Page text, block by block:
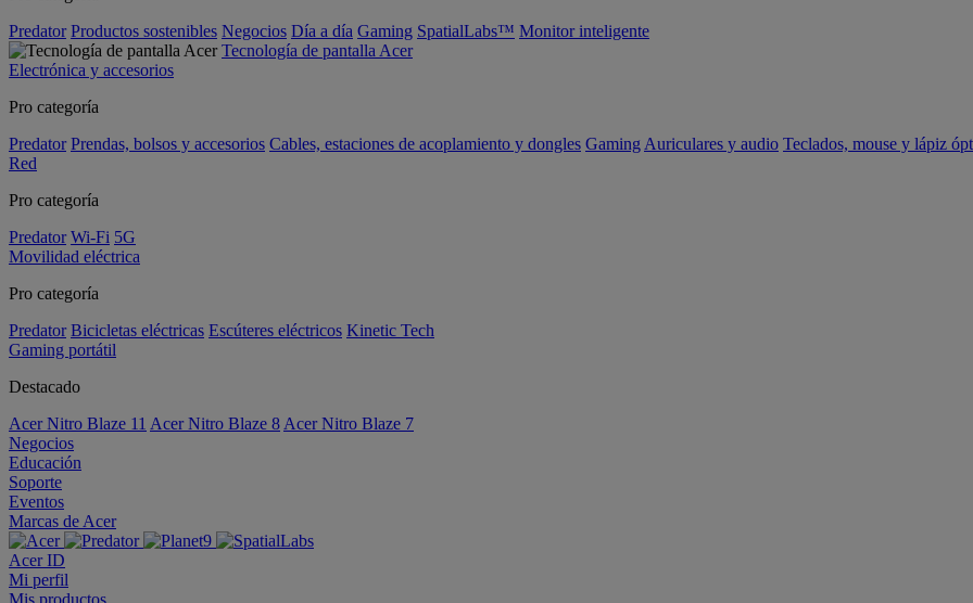
Predator Productos sostenibles Negocios Día a día Gaming SpatialLabs™ Monitor inteligente
Tecnología de pantalla Acer
Electrónica y accesorios
Pro categoría
Predator Prendas, bolsos y accesorios Cables, estaciones de acoplamiento y dongles Gaming Auriculares y audio Teclados, mouse y lápiz
Red
Pro categoría
Predator Wi-Fi 5G
Movilidad eléctrica
Pro categoría
Predator Bicicletas eléctricas Escúteres eléctricos Kinetic Tech
Gaming portátil
Destacado
Acer Nitro Blaze 11 Acer Nitro Blaze 8 Acer Nitro Blaze 7
Negocios
Educación
Soporte
Eventos
Marcas de Acer
Acer ID
Mi perfil
Mis productos